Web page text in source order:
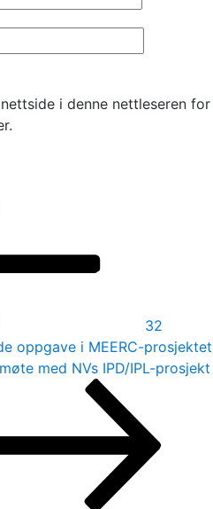
i denne nettleseren for
32
oppgave i MEERC-prosjektet
med NVs IPD/IPL-prosjekt